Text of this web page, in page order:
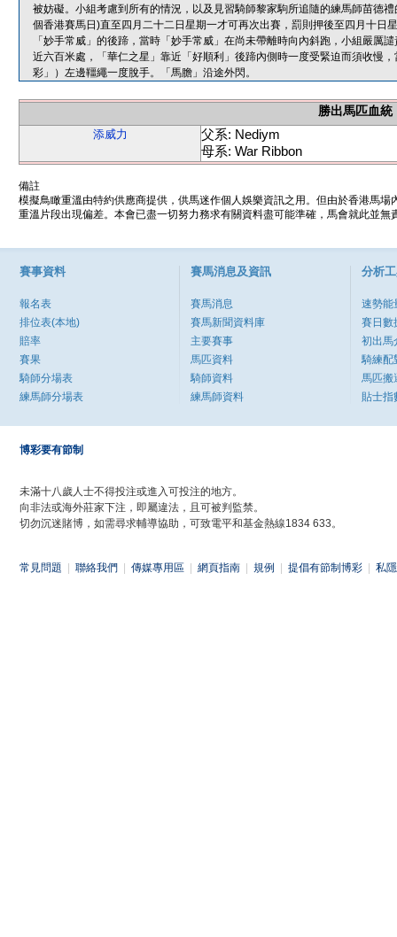
被妨礙。小組考慮到所有的情況，以及見習騎師黎家駒所追隨的練馬師苗德
個香港賽馬日)直至四月二十二日星期一才可再次出賽，罰則押後至四月十日
「妙手常威」的後蹄，當時「妙手常威」在尚未帶離時向內斜跑，小組嚴厲
近六百米處，「華仁之星」靠近「好順利」後蹄內側時一度受緊迫而須收慢
彩」）左邊韁繩一度脫手。「馬膽」沿途外閃。
勝出馬匹血統
添威力
父系: Nediym
母系: War Ribbon
備註
模擬鳥瞰重溫由特約供應商提供，供馬迷作個人娛樂資訊之用。但由於香港馬
重溫片段出現偏差。本會已盡一切努力務求有關資料盡可能準確，馬會就此並
賽事資料
報名表
排位表(本地)
賠率
賽果
騎師分場表
練馬師分場表
賽馬消息及資訊
賽馬消息
賽馬新聞資料庫
主要賽事
馬匹資料
騎師資料
練馬師資料
分析
速勢能
賽日數
初出馬
騎練配
馬匹搬
貼士指
博彩要有節制
未滿十八歲人士不得投注或進入可投注的地方。
向非法或海外莊家下注，即屬違法，且可被判監禁。
切勿沉迷賭博，如需尋求輔導協助，可致電平和基金熱線1834 633。
常見問題 聯絡我們 傳媒專用區 網頁指南 規例 提倡有節制博彩 私